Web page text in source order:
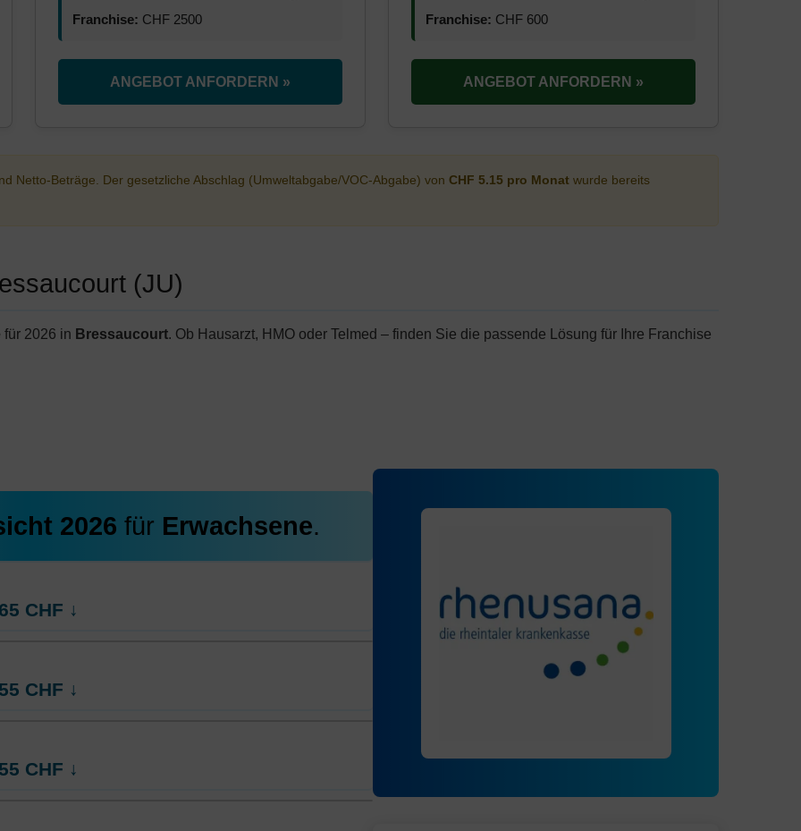
Franchise: CHF 2500
ANGEBOT ANFORDERN »
Franchise: CHF 600
ANGEBOT ANFORDERN »
Netto-Beträge. Der gesetzliche Abschlag (Umweltabgabe/VOC-Abgabe) von CHF 5.15 pro Monat wurde bereits
(JU)
für 2026 in Bressaucourt. Ob Hausarzt, HMO oder Telmed – finden Sie die passende Lösung für Ihre Franchise
2026 für Erwachsene.
CHF ↓
CHF ↓
CHF ↓